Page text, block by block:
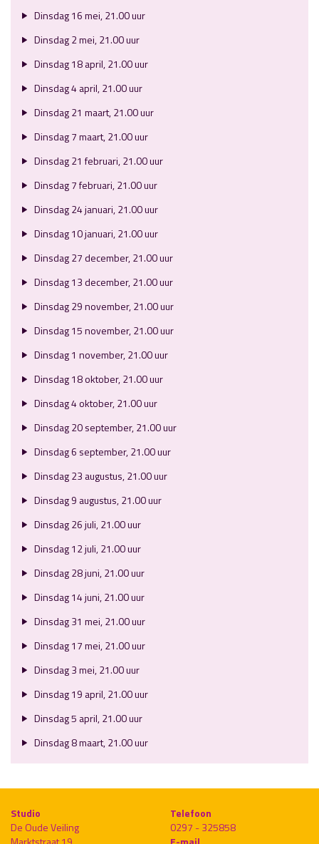
Dinsdag 16 mei, 21.00 uur
Dinsdag 2 mei, 21.00 uur
Dinsdag 18 april, 21.00 uur
Dinsdag 4 april, 21.00 uur
Dinsdag 21 maart, 21.00 uur
Dinsdag 7 maart, 21.00 uur
Dinsdag 21 februari, 21.00 uur
Dinsdag 7 februari, 21.00 uur
Dinsdag 24 januari, 21.00 uur
Dinsdag 10 januari, 21.00 uur
Dinsdag 27 december, 21.00 uur
Dinsdag 13 december, 21.00 uur
Dinsdag 29 november, 21.00 uur
Dinsdag 15 november, 21.00 uur
Dinsdag 1 november, 21.00 uur
Dinsdag 18 oktober, 21.00 uur
Dinsdag 4 oktober, 21.00 uur
Dinsdag 20 september, 21.00 uur
Dinsdag 6 september, 21.00 uur
Dinsdag 23 augustus, 21.00 uur
Dinsdag 9 augustus, 21.00 uur
Dinsdag 26 juli, 21.00 uur
Dinsdag 12 juli, 21.00 uur
Dinsdag 28 juni, 21.00 uur
Dinsdag 14 juni, 21.00 uur
Dinsdag 31 mei, 21.00 uur
Dinsdag 17 mei, 21.00 uur
Dinsdag 3 mei, 21.00 uur
Dinsdag 19 april, 21.00 uur
Dinsdag 5 april, 21.00 uur
Dinsdag 8 maart, 21.00 uur
Studio
De Oude Veiling
Telefoon
0297 - 325858